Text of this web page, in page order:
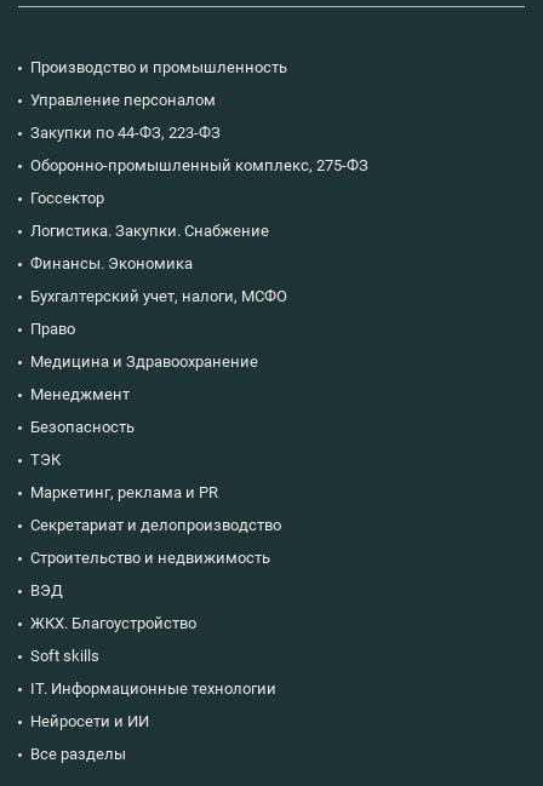
Производство и промышленность
Управление персоналом
Закупки по 44-ФЗ, 223-ФЗ
Оборонно-промышленный комплекс, 275-ФЗ
Госсектор
Логистика. Закупки. Снабжение
Финансы. Экономика
Бухгалтерский учет, налоги, МСФО
Право
Медицина и Здравоохранение
Менеджмент
Безопасность
ТЭК
Маркетинг, реклама и PR
Секретариат и делопроизводство
Строительство и недвижимость
ВЭД
ЖКХ. Благоустройство
Soft skills
IT. Информационные технологии
Нейросети и ИИ
Все разделы